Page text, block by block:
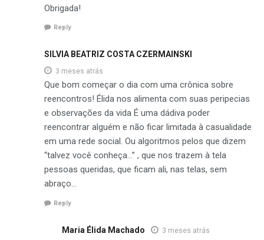
Obrigada!
Reply
SILVIA BEATRIZ COSTA CZERMAINSKI
3 meses atrás
Que bom começar o dia com uma crônica sobre
reencontros! Élida nos alimenta com suas peripecias
e observações da vida É uma dádiva poder
reencontrar alguém e não ficar limitada à casualidade
em uma rede social. Ou algoritmos pelos que dizem
“talvez você conheça…” , que nos trazem à tela
pessoas queridas, que ficam ali, nas telas, sem
abraço…
Reply
Maria Élida Machado 3 meses atrás